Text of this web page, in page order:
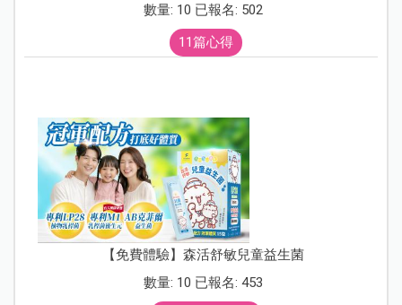
數量: 10 已報名: 502
11篇心得
【免費體驗】森活舒敏兒童益生菌
數量: 10 已報名: 453